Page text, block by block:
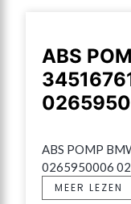
ABS
ABS POMP
0265950006
MEER LEZEN